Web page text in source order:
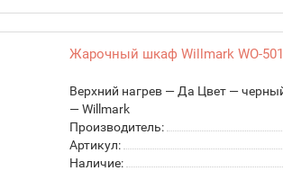
Жарочный шкаф Willmark WO-
Верхний нагрев — Да Цвет —
— Willmark
Производитель:
Артикул:
Наличие: